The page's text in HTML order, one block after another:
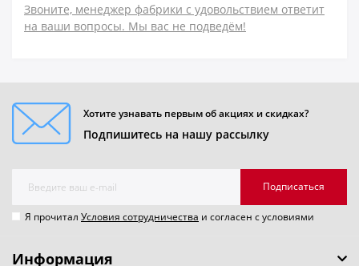
Звоните, менеджер фабрики с удовольствием ответит
на ваши вопросы. Мы вас не подведём!
Хотите узнавать первым об акциях и скидках?
Подпишитесь на нашу рассылку
Подписаться
Я прочитал Условия сотрудничества и согласен с условиями
Информация